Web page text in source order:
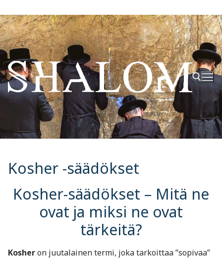
Hyppää
sisältöön
Hae:
Kosher -säädökset
Kosher-säädökset – Mitä ne
ovat ja miksi ne ovat
tärkeitä?
Kosheron juutalainen termi, joka tarkoittaa ”sopivaa”